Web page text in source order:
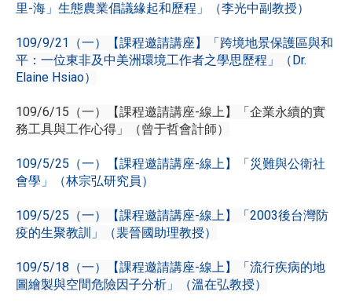
里-海」生態農業倡議緣起和歷程」（李光中副教授）
109/9/21（一）【課程邀請講座】「跨境地景保護區與和
平：一位東非及中美洲環境工作者之學思歷程」（Dr.
Elaine Hsiao）
109/6/15（一）【課程邀請講座-線上】「企業永續的實
務工具與工作心得」（曾于哲會計師）
109/5/25（一）【課程邀請講座-線上】「災難與公衛社
會學」（林宗弘研究員）
109/5/25（一）【課程邀請講座-線上】「2003後台灣防
疫的生聚教訓」（裴晉國助理教授）
109/5/18（一）【課程邀請講座-線上】「流行疾病的地
圖繪製與空間危險因子分析」（溫在弘教授）